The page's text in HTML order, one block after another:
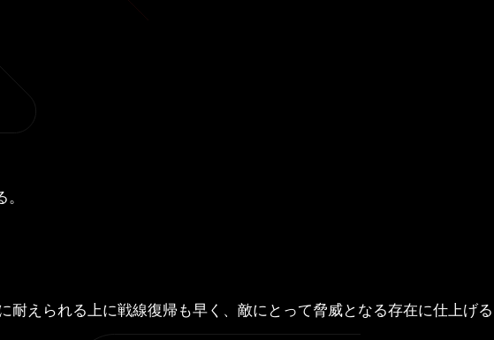
えられる上に戦線復帰も早く、敵にとって脅威となる存在に仕上げる